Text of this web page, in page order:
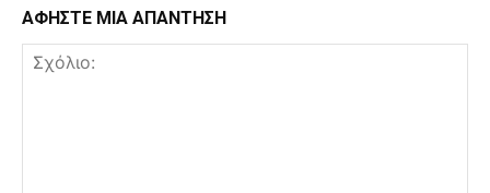
ΑΦΗΣΤΕ ΜΙΑ ΑΠΑΝΤΗΣΗ